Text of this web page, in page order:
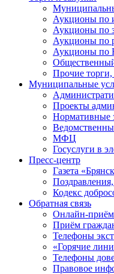
Аукционы по
Аукционы по
Аукционы по
Аукционы по
Прочие
Муниципальные
Проекты
Нормативные
МФЦ
Госуслуги в
Пресс-центр
Газета
Кодекс
Обратная связь
Онлайн-
Приём
Телефоны
«Горячие
Телефоны
Правовое